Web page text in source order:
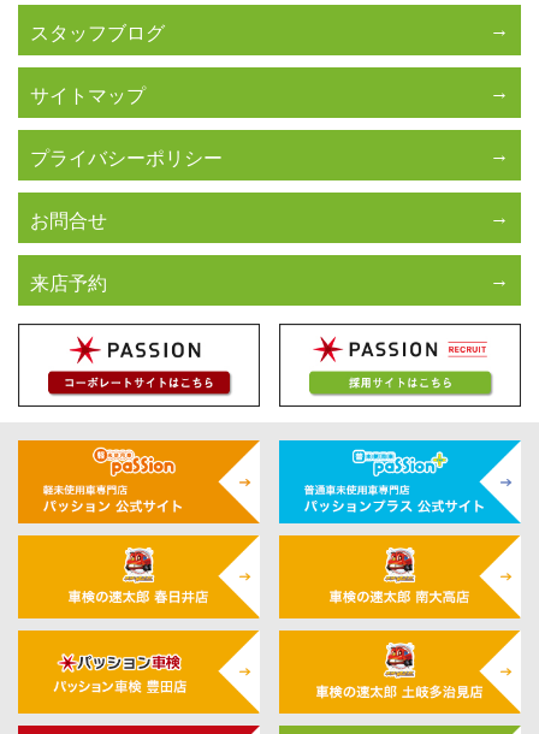
スタッフブログ
サイトマップ
プライバシーポリシー
お問合せ
来店予約